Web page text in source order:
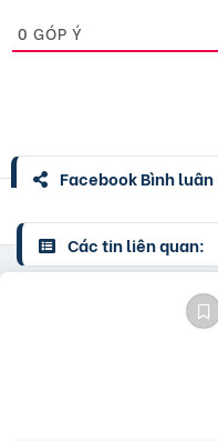
0 GÓP Ý
Facebook Bình luận
Các tin liên quan: